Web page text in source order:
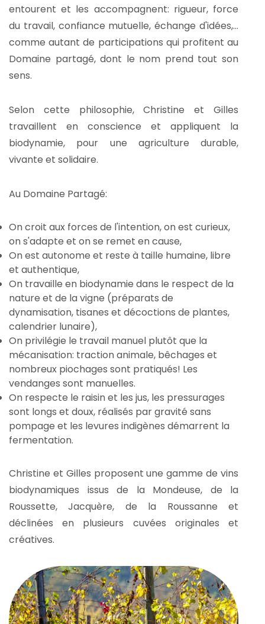
entourent et les accompagnent: rigueur, force
du travail, confiance mutuelle, échange d'idées,...
comme autant de participations qui profitent au
Domaine partagé, dont le nom prend tout son
sens.
Selon cette philosophie, Christine et Gilles
travaillent en conscience et appliquent la
biodynamie, pour une agriculture durable,
vivante et solidaire.
Au Domaine Partagé:
On croit aux forces de l'intention, on est curieux,
on s'adapte et on se remet en cause,
On est autonome et reste à taille humaine, libre
et authentique,
On travaille en biodynamie dans le respect de la
nature et de la vigne (préparats de
dynamisation, tisanes et décoctions de plantes,
calendrier lunaire),
On privilégie le travail manuel plutôt que la
mécanisation: traction animale, bêchages et
nombreux piochages sont pratiqués! Les
vendanges sont manuelles.
On respecte le raisin et les jus, les pressurages
sont longs et doux, réalisés par gravité sans
pompage et les levures indigènes démarrent la
fermentation.
Christine et Gilles proposent une gamme de vins
biodynamiques issus de la Mondeuse, de la
Roussette, Jacquère, de la Roussanne et
déclinées en plusieurs cuvées originales et
créatives.